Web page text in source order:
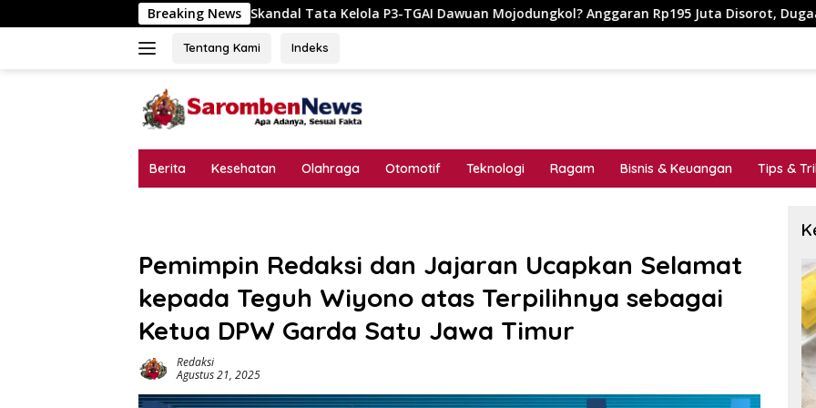
ke
Breaking News
Skandal Tata Kelola P3-TGAI Dawuan Mojodungkol? Anggaran Rp195 Juta Disorot, Dugaan Konflik Kepentingan
Tentang Kami Indeks
Berita Kesehatan Olahraga Otomotif Teknologi Ragam Bisnis & Keuangan Tips &
Pemimpin Redaksi dan Jajaran Ucapkan Selamat
kepada Teguh Wiyono atas Terpilihnya sebagai
Ketua DPW Garda Satu Jawa Timur
Redaksi
Agustus 21, 2025